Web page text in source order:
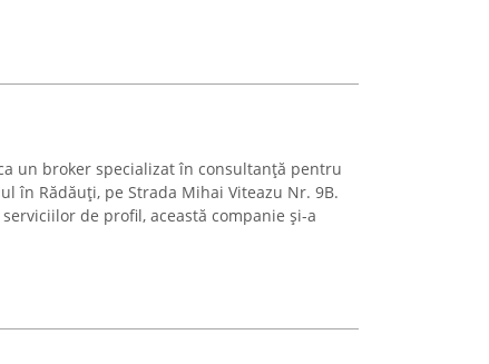
un broker specializat în consultanță pentru
în Rădăuți, pe Strada Mihai Viteazu Nr. 9B.
de profil, această companie și-a